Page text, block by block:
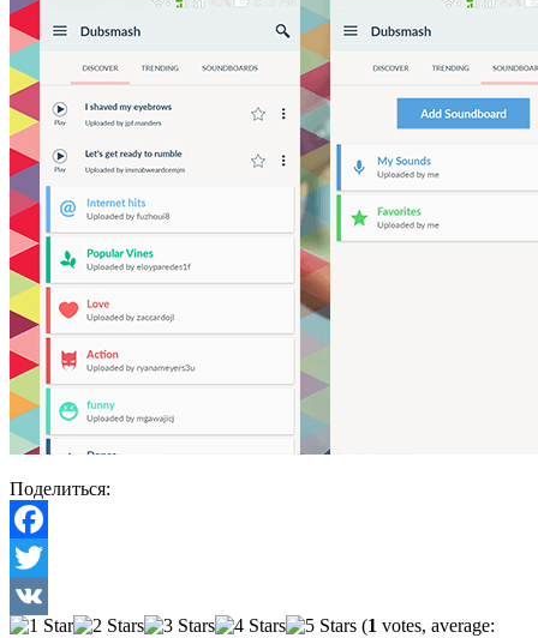
Поделиться:
Facebook
Twitter
VK
(1 votes, average: